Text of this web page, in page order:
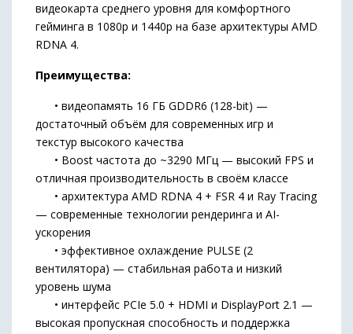
видеокарта среднего уровня для комфортного
гейминга в 1080p и 1440p на базе архитектуры AMD
RDNA 4.
Преимущества:
• видеопамять 16 ГБ GDDR6 (128-bit) —
достаточный объём для современных игр и
текстур высокого качества
• Boost частота до ~3290 МГц — высокий FPS и
отличная производительность в своём классе
• архитектура AMD RDNA 4 + FSR 4 и Ray Tracing
— современные технологии рендеринга и AI-
ускорения
• эффективное охлаждение PULSE (2
вентилятора) — стабильная работа и низкий
уровень шума
• интерфейс PCIe 5.0 + HDMI и DisplayPort 2.1 —
высокая пропускная способность и поддержка